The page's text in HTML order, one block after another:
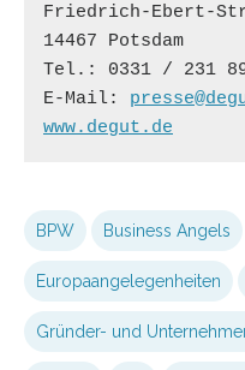
Friedrich-Ebert-
14467 Potsdam
Tel.: 0331 / 231
E-Mail:
www.degut.de
BPW Business Angels
Europaangelegenheiten
Gründer- und